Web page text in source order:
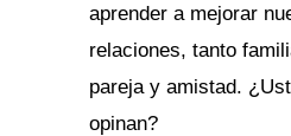
aprender a mejorar
relaciones, tanto
pareja y amistad.
opinan?